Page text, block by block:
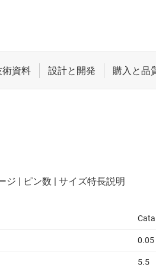
0.05
5.5